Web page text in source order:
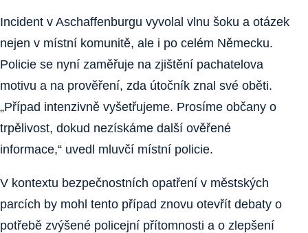
Incident v Aschaffenburgu vyvolal vlnu šoku a otázek
nejen v místní komunitě, ale i po celém Německu.
Policie se nyní zaměřuje na zjištění pachatelova
motivu a na prověření, zda útočník znal své oběti.
„Případ intenzivně vyšetřujeme. Prosíme občany o
trpělivost, dokud nezískáme další ověřené
informace,“ uvedl mluvčí místní policie.
V kontextu bezpečnostních opatření v městských
parcích by mohl tento případ znovu otevřít debaty o
potřebě zvýšené policejní přítomnosti a o zlepšení